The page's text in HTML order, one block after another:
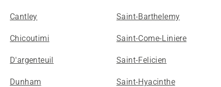
Cantley
Chicoutimi
D'argenteuil
Dunham
Saint-Barthelemy
Saint-Come-Liniere
Saint-Felicien
Saint-Hyacinthe